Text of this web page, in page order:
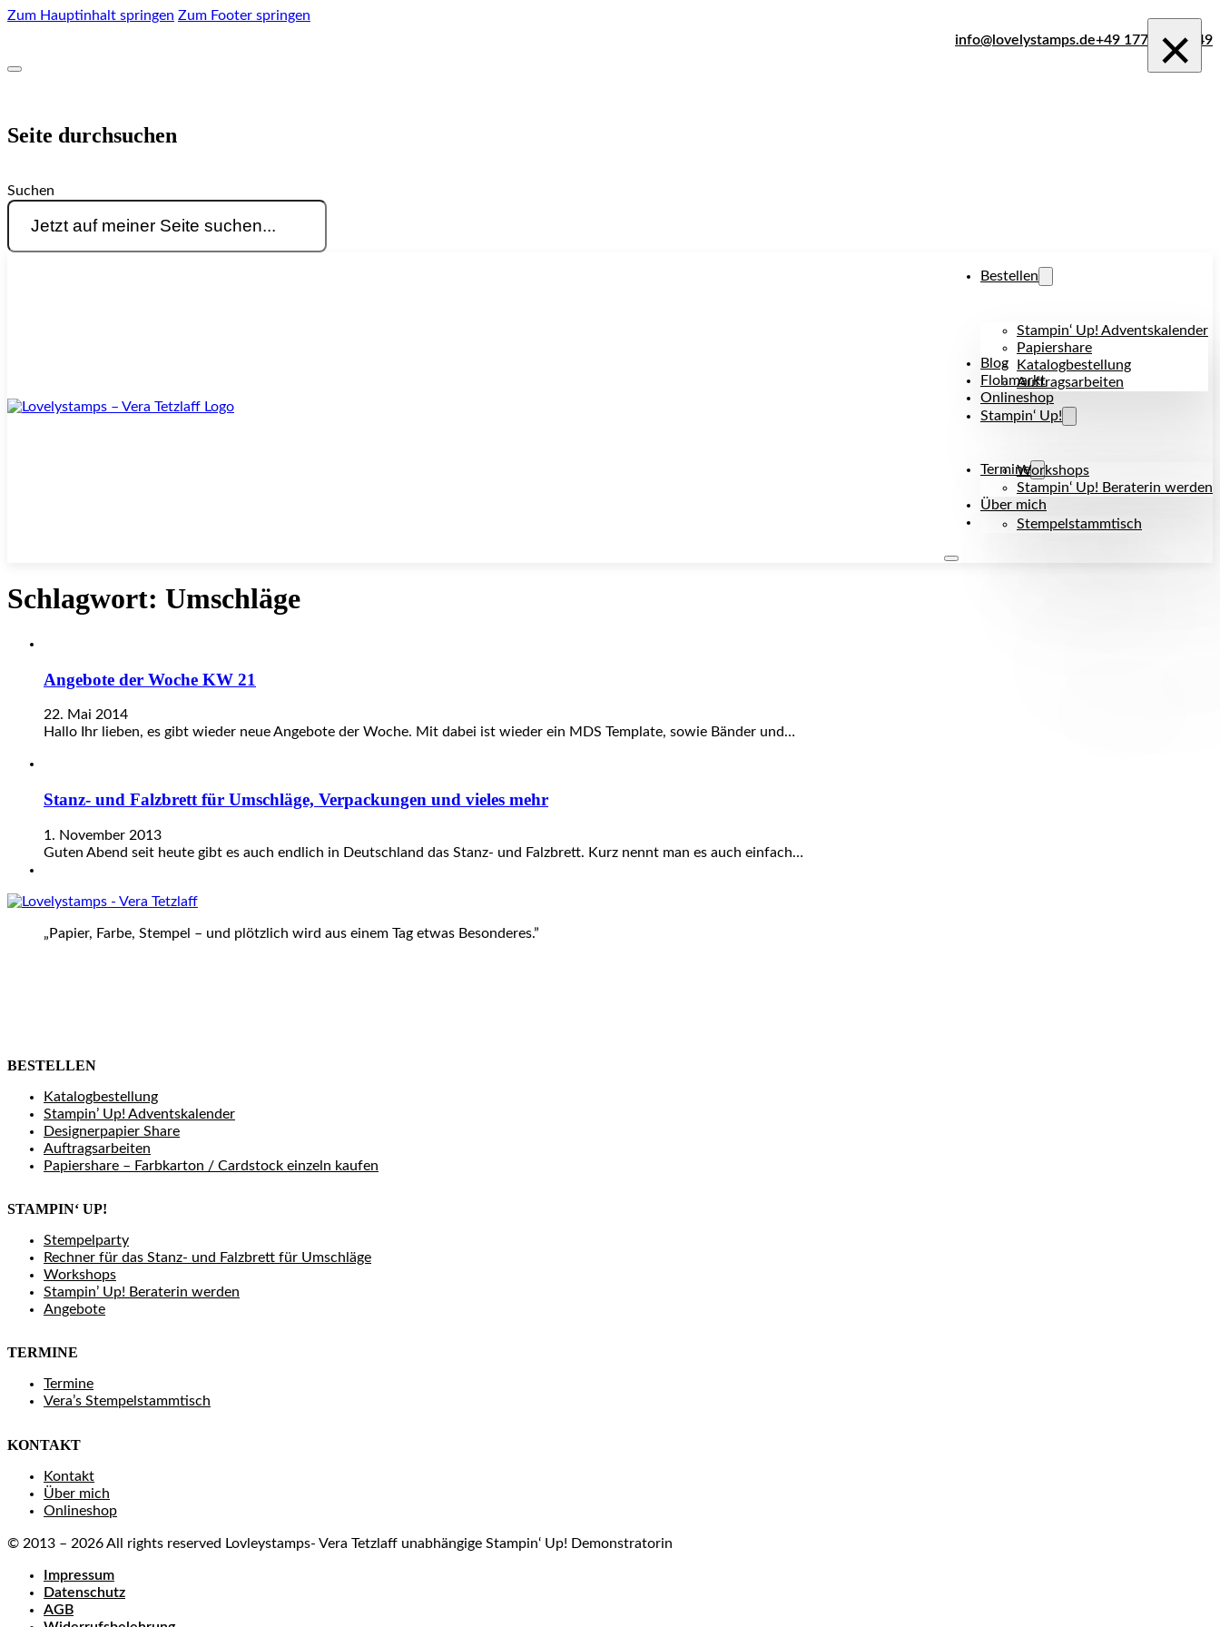
Zum Hauptinhalt springen Zum Footer springen
info@lovelystamps.de+49 177 242 1849
Seite durchsuchen
Suchen
×
Bestellen
Stampin‘ Up! Adventskalender
Papiershare
Katalogbestellung
Auftragsarbeiten
Blog
Flohmarkt
Onlineshop
Stampin‘ Up!
Workshops
Stampin‘ Up! Beraterin werden
Termine
Stempelstammtisch
Über mich
Kontakt
Schlagwort: Umschläge
Angebote der Woche KW 21
22. Mai 2014
Hallo Ihr lieben, es gibt wieder neue Angebote der Woche. Mit dabei ist wieder ein MDS Template, sowie Bänder und…
Stanz- und Falzbrett für Umschläge, Verpackungen und vieles mehr
1. November 2013
Guten Abend seit heute gibt es auch endlich in Deutschland das Stanz- und Falzbrett. Kurz nennt man es auch einfach…
„Papier, Farbe, Stempel – und plötzlich wird aus einem Tag etwas Besonderes.”
BESTELLEN
Katalogbestellung
Stampin’ Up! Adventskalender
Designerpapier Share
Auftragsarbeiten
Papiershare – Farbkarton / Cardstock einzeln kaufen
STAMPIN‘ UP!
Stempelparty
Rechner für das Stanz- und Falzbrett für Umschläge
Workshops
Stampin’ Up! Beraterin werden
Angebote
TERMINE
Termine
Vera’s Stempelstammtisch
KONTAKT
Kontakt
Über mich
Onlineshop
© 2013 – 2026 All rights reserved Lovleystamps- Vera Tetzlaff unabhängige Stampin‘ Up! Demonstratorin
Impressum
Datenschutz
AGB